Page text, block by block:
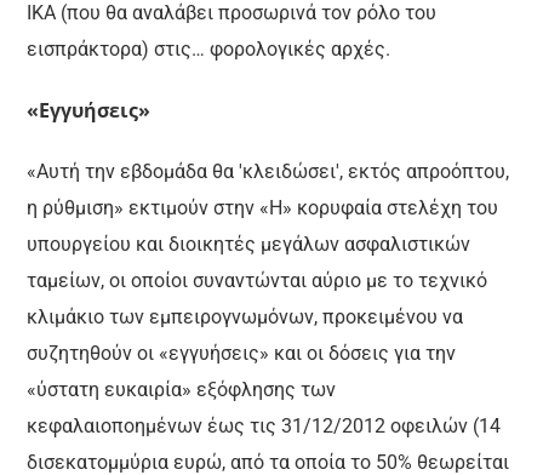
ΙΚΑ (που θα αναλάβει προσωρινά τον ρόλο του
εισπράκτορα) στις… φορολογικές αρχές.
«Εγγυήσεις»
«Αυτή την εβδομάδα θα 'κλειδώσει', εκτός απροόπτου,
η ρύθμιση» εκτιμούν στην «Η» κορυφαία στελέχη του
υπουργείου και διοικητές μεγάλων ασφαλιστικών
ταμείων, οι οποίοι συναντώνται αύριο με το τεχνικό
κλιμάκιο των εμπειρογνωμόνων, προκειμένου να
συζητηθούν οι «εγγυήσεις» και οι δόσεις για την
«ύστατη ευκαιρία» εξόφλησης των
κεφαλαιοποημένων έως τις 31/12/2012 οφειλών (14
δισεκατομμύρια ευρώ, από τα οποία το 50% θεωρείται